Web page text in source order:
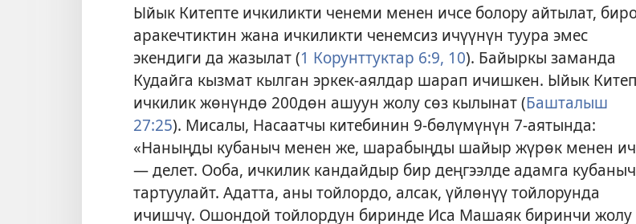
Ыйык Китепте ичкиликти ченеми менен ичсе болору айтылат,
аракечтиктин жана ичкиликти ченемсиз ичүүнүн туура эмес
экендиги да жазылат (1 Корунттуктар 6:9, 10). Байыркы заманда
Кудайга кызмат кылган эркек-аялдар шарап ичишкен. Ыйык
ичкилик жөнүндө 200дөн ашуун жолу сөз кылынат (Башталыш
27:25). Мисалы, Насаатчы китебинин 9-бөлүмүнүн 7-аятында:
«Наныңды кубаныч менен же, шарабыңды шайыр жүрөк менен
— делет. Ооба, ичкилик кандайдыр бир деңгээлде адамга кубаныч
тартуулайт. Адатта, аны тойлордо, алсак, үйлөнүү тойлорунда
ичишчү. Ошондой тойлордун биринде Иса Машаяк биринчи жолу